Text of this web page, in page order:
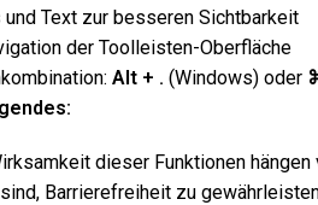
Text zur besseren Sichtbarkeit
der Toolleisten-Oberfläche
Alt + . (Windows) oder
dieser Funktionen
Barrierefreiheit zu